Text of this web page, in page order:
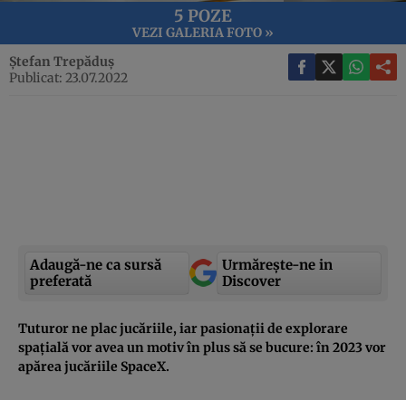
5 POZE
VEZI GALERIA FOTO »
Ștefan Trepăduș
Publicat: 23.07.2022
Adaugă-ne ca sursă
preferată
Urmărește-ne in
Discover
Tuturor ne plac jucăriile, iar pasionații de explorare
spațială vor avea un motiv în plus să se bucure: în 2023 vor
apărea jucăriile SpaceX.